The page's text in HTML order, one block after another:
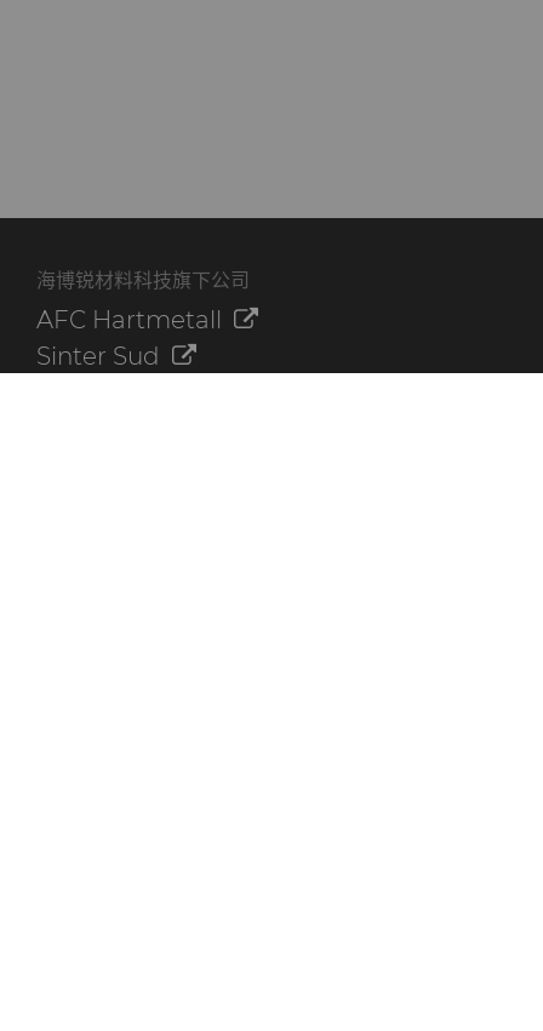
海博锐材料科技旗下公司
AFC Hartmetall
Sinter Sud